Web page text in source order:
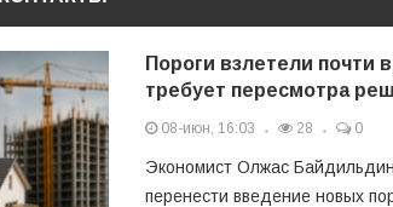
Пороги взлетели почти
требует пересмотра
08-июн, 16:03 28 0
Экономист Олжас
перенести введение новых